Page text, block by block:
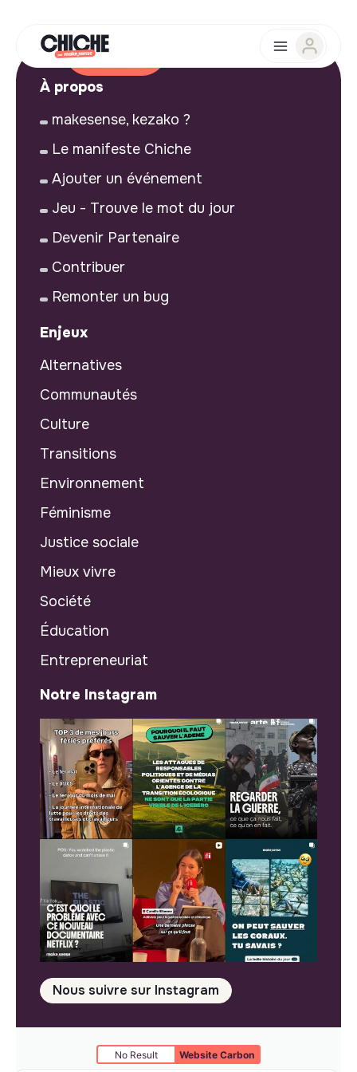
À propos
makesense, kezako ?
Le manifeste Chiche
Ajouter un événement
Jeu - Trouve le mot du jour
Devenir Partenaire
Contribuer
Remonter un bug
Enjeux
Alternatives
Communautés
Culture
Transitions
Environnement
Féminisme
Justice sociale
Mieux vivre
Société
Éducation
Entrepreneuriat
Notre Instagram
Nous suivre sur Instagram
No Result Website Carbon